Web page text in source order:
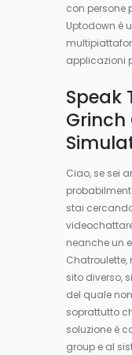
con persone
Uptodown è
applicazioni
Speak
Grinch
Ciao, se sei
stai
neanche un
sito diverso,
del quale
soprattutto
soluzione è
group e al